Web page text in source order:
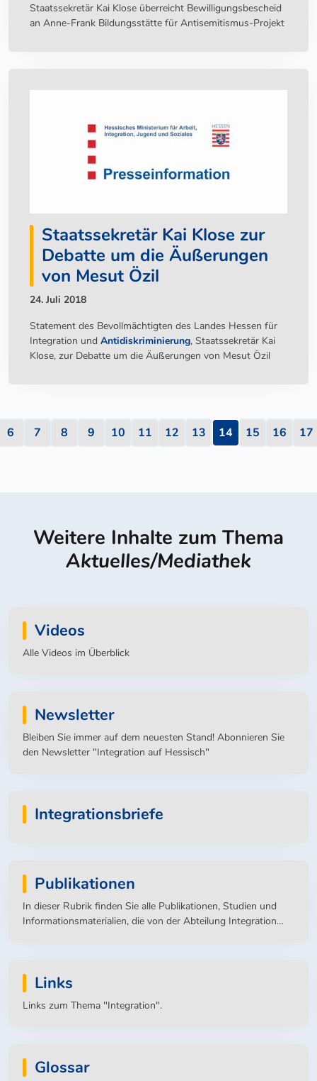
Staatssekretär Kai Klose überreicht Bewilligungsbescheid
an Anne-Frank Bildungsstätte für Antisemitismus-Projekt
Staatssekretär Kai Klose zur
Debatte um die Äußerungen
von Mesut Özil
24. Juli 2018
Statement des Bevollmächtigten des Landes Hessen für
Integration und Antidiskriminierung, Staatssekretär Kai
Klose, zur Debatte um die Äußerungen von Mesut Özil
6 7 8 9 10 11 12 13 14 15 16 17
Weitere Inhalte zum Thema
Aktuelles/Mediathek
Videos
Alle Videos im Überblick
Newsletter
Bleiben Sie immer auf dem neuesten Stand! Abonnieren Sie
den Newsletter "Integration auf Hessisch"
Integrationsbriefe
Publikationen
In dieser Rubrik finden Sie alle Publikationen, Studien und
Informationsmaterialien, die von der Abteilung Integration
Links
Links zum Thema "Integration".
Glossar